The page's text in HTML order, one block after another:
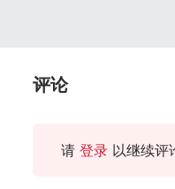
评论
请 登录 以继续评